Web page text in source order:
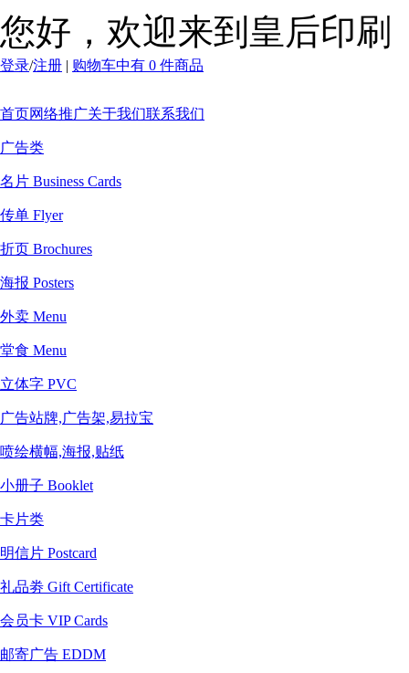
您好，欢迎来到皇后印刷
登录/注册 | 购物车中有 0 件商品
首页网络推广关于我们联系我们
广告类
名片 Business Cards
传单 Flyer
折页 Brochures
海报 Posters
外卖 Menu
堂食 Menu
立体字 PVC
广告站牌,广告架,易拉宝
喷绘横幅,海报,贴纸
小册子 Booklet
卡片类
明信片 Postcard
礼品劵 Gift Certificate
会员卡 VIP Cards
邮寄广告 EDDM